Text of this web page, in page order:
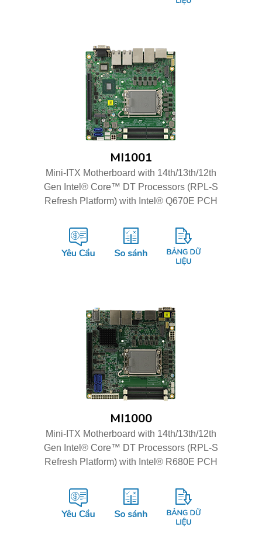
MI1001
Mini-ITX Motherboard with 14th/13th/12th
Gen Intel® Core™ DT Processors (RPL-S
Refresh Platform) with Intel® Q670E PCH
MI1000
Mini-ITX Motherboard with 14th/13th/12th
Gen Intel® Core™ DT Processors (RPL-S
Refresh Platform) with Intel® R680E PCH